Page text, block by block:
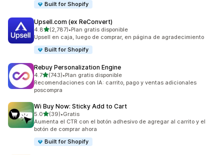
Built for Shopify
Upsell.com (ex ReConvert)
4.8de 5 estrellas
(2,787)
2787 reseñas en total
•Plan gratis disponible
Upsell en caja, luego de comprar, en página de agradecimiento
Built for Shopify
Rebuy Personalization Engine
4.7de 5 estrellas
(743)
743 reseñas en total
•Plan gratis disponible
Recomendaciones con IA: carrito, pago y ventas adicionales
poscompra
Wi Buy Now: Sticky Add to Cart
5.0de 5 estrellas
(39)
39 reseñas en total
•Gratis
Aumenta el CTR con el botón adhesivo de agregar al carrito y el
botón de comprar ahora
Built for Shopify